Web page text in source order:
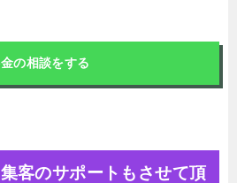
の相談をする
客のサポートもさせて頂